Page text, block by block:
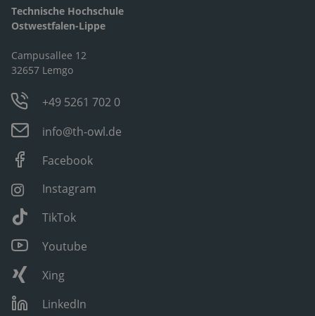
Technische Hochschule
Ostwestfalen-Lippe
Campusallee 12
32657 Lemgo
+49 5261 702 0
info@th-owl.de
Facebook
Instagram
TikTok
Youtube
Xing
LinkedIn